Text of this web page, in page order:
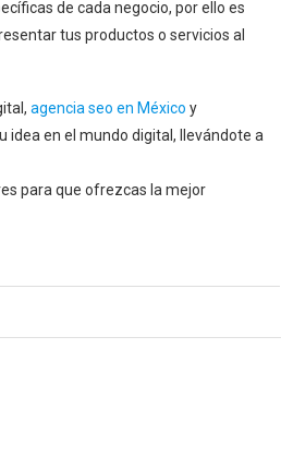
de cada negocio, por ello es
tus productos o servicios al
agencia seo en México y
idea en el mundo digital, llevándote a
para que ofrezcas la mejor